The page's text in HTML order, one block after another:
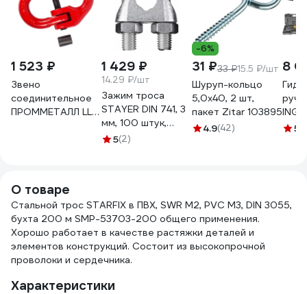
1 523 ₽
Звено
соединительное
ПРОММЕТАЛЛ LL
1 429 ₽
14.29 ₽/шт
Зажим троса
STAYER DIN 741, 3
мм, 100 штук,
оцинкованный
5(2)
-6%
31 ₽33 ₽15.5 ₽/шт
Шуруп-кольцо
5,0x40, 2 шт,
пакет Zitar 103895
4.9(42)
8
5
О товаре
Стальной трос STARFIX в ПВХ, SWR М2, PVC М3, DIN 3055,
бухта 200 м SMP-53703-200 общего применения.
Хорошо работает в качестве растяжки деталей и
элементов конструкций. Состоит из высокопрочной
проволоки и сердечника.
Характеристики